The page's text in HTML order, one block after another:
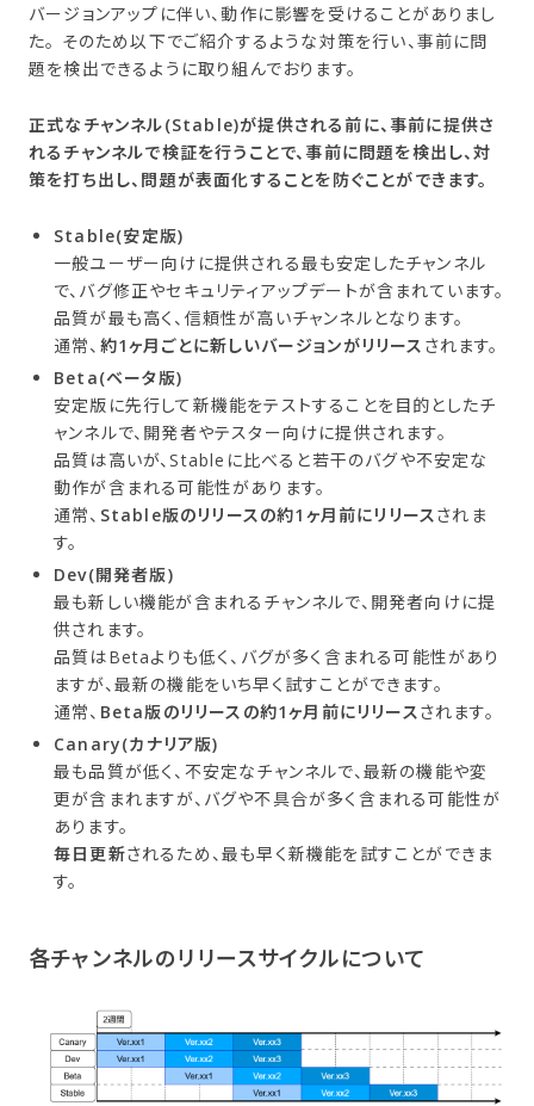
バージョンアップに伴い、動作に影響を受けることがありまし
た。 そのため以下でご紹介するような対策を行い、事前に問
題を検出できるように取り組んでおります。
正式なチャンネル(Stable)が提供される前に、事前に提供さ
れるチャンネルで検証を行うことで、事前に問題を検出し、対
策を打ち出し、問題が表面化することを防ぐことができます。
Stable(安定版)
一般ユーザー向けに提供される最も安定したチャンネル
で、バグ修正やセキュリティアップデートが含まれています。
品質が最も高く、信頼性が高いチャンネルとなります。
通常、 約1ヶ月ごとに新しいバージョンがリリース されます。
Beta(ベータ版)
安定版に先行して新機能をテストすることを目的としたチ
ャンネルで、開発者やテスター向けに提供されます。
品質は高いが、Stableに比べると若干のバグや不安定な
動作が含まれる可能性があります。
通常、 Stable版のリリースの約1ヶ月前にリリースされま
す。
Dev(開発者版)
最も新しい機能が含まれるチャンネルで、開発者向けに提
供されます。
品質はBetaよりも低く、バグが多く含まれる可能性があり
ますが、最新の機能をいち早く試すことができます。
通常、 Beta版のリリースの約1ヶ月前にリリースされます。
Canary(カナリア版)
最も品質が低く、不安定なチャンネルで、最新の機能や変
更が含まれますが、バグや不具合が多く含まれる可能性が
あります。
毎日更新されるため、最も早く新機能を試すことができま
す。
各チャンネルの​リリースサイクルに​ついて